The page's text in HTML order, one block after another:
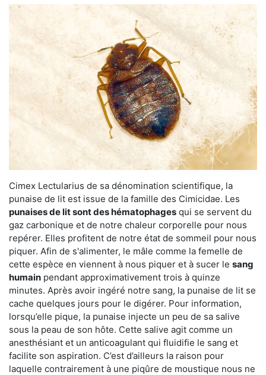
Cimex Lectularius de sa dénomination scientifique, la
punaise de lit est issue de la famille des Cimicidae. Les
punaises de lit sont des hématophages qui se servent du
gaz carbonique et de notre chaleur corporelle pour nous
repérer. Elles profitent de notre état de sommeil pour nous
piquer. Afin de s'alimenter, le mâle comme la femelle de
cette espèce en viennent à nous piquer et à sucer le sang
humain pendant approximativement trois à quinze
minutes. Après avoir ingéré notre sang, la punaise de lit se
cache quelques jours pour le digérer. Pour information,
lorsqu’elle pique, la punaise injecte un peu de sa salive
sous la peau de son hôte. Cette salive agit comme un
anesthésiant et un anticoagulant qui fluidifie le sang et
facilite son aspiration. C’est d’ailleurs la raison pour
laquelle contrairement à une piqûre de moustique nous ne